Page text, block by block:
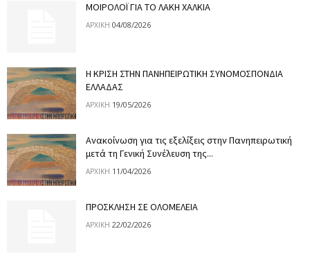
ΜΟΙΡΟΛΟΪ ΓΙΑ ΤΟ ΛΑΚΗ ΧΑΛΚΙΑ
ΑΡΧΙΚΉ 04/08/2026
Η ΚΡΙΣΗ ΣΤΗΝ ΠΑΝΗΠΕΙΡΩΤΙΚΗ ΣΥΝΟΜΟΣΠΟΝΔΙΑ
ΕΛΛΑΔΑΣ
ΑΡΧΙΚΉ 19/05/2026
Ανακοίνωση για τις εξελίξεις στην Πανηπειρωτική
μετά τη Γενική Συνέλευση της...
ΑΡΧΙΚΉ 11/04/2026
ΠΡΟΣΚΛΗΣΗ ΣΕ ΟΛΟΜΕΛΕΙΑ
ΑΡΧΙΚΉ 22/02/2026